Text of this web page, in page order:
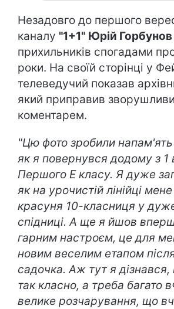
Незадовго до першого
каналу "1+1" Юрій Горбунов
прихильників спогадами
роки. На своїй сторінці у
телеведучий показав
який приправив
коментарем.
"Цю фото зробили напам'ять
як я повернувся додому з 1
Першого Е класу. Я дуже
як на урочистій лінійці
красуня 10-класниця у
спідниці. А ще я йшов
гарним настроєм, це для
новим веселим етапом
садочка. Аж тут я
так класно, а треба багато
велике розчарування, що